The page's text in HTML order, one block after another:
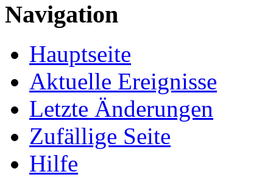
Navigation
Hauptseite
Aktuelle Ereignisse
Letzte Änderungen
Zufällige Seite
Hilfe